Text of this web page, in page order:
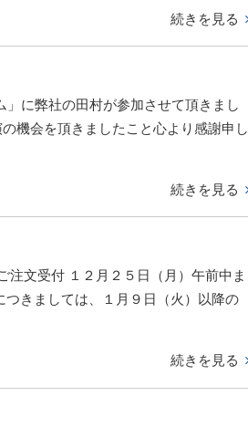
続きを見る
に弊社の田村が参加させて頂きまし
機会を頂きましたこと心より感謝申し
続きを見る
注文受付 １２月２５日（月）午前中ま
きましては、１月９日（火）以降の
続きを見る